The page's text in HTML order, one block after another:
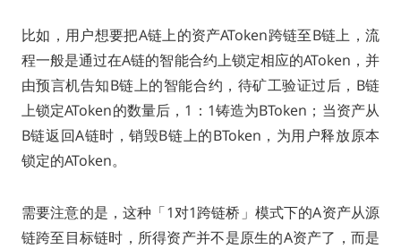
比如，用户想要把A链上的资产AToken跨链至B链上，流
程一般是通过在A链的智能合约上锁定相应的AToken，并
由预言机告知B链上的智能合约，待矿工验证过后，B链
上锁定AToken的数量后，1：1铸造为BToken；当资产从
B链返回A链时，销毁B链上的BToken，为用户释放原本
锁定的AToken。
需要注意的是，这种「1对1跨链桥」模式下的A资产从源
链跨至目标链时，所得资产并不是原生的A资产了，而是